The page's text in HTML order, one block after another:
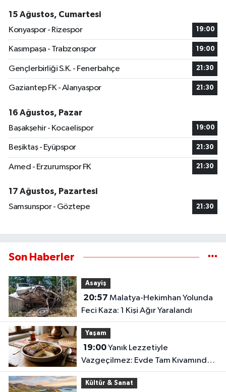
15 Ağustos, Cumartesi
Konyaspor - Rizespor
19:00
Kasımpaşa - Trabzonspor 19:00
Gençlerbirliği S.K. - Fenerbahçe 21:30
Gaziantep FK - Alanyaspor 21:30
16 Ağustos, Pazar
Başakşehir - Kocaelispor
19:00
Beşiktaş - Eyüpspor 21:30
Amed - Erzurumspor FK 21:30
17 Ağustos, Pazartesi
Samsunspor - Göztepe
21:30
Son Haberler
Asayiş
20:57
Feci Kaza: 1 Kişi Ağır Yaralandı
Yaşam
19:00Yanık Lezzetiyle
Vazgeçilmez: Evde Tam Kıvamında
Kazandibi Tarifi
Kültür & Sanat